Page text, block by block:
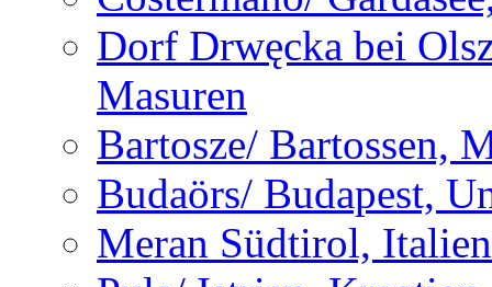
Dorf Drwęcka bei
Masuren
Bartosze/ Bartossen,
Budaörs/ Budapest,
Meran Südtirol, Italien